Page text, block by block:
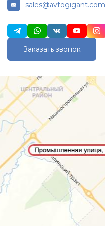
sales@avtogigant.com
Заказать звонок